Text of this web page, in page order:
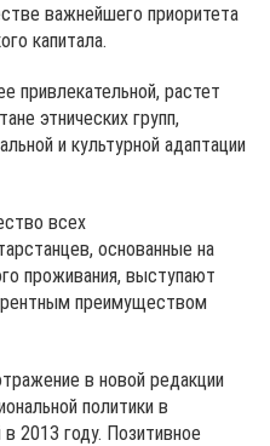
важнейшего приоритета
капитала.
привлекательной, растет
этнических групп,
и культурной адаптации
всех
основанные на
проживания, выступают
преимуществом
в новой редакции
политики в
2013 году. Позитивное